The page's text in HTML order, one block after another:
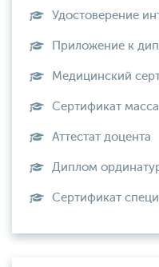
Удостоверение
Приложение к
Медицинский
Сертификат
Аттестат доцента
Диплом
Сертификат